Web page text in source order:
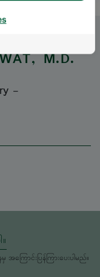
, M.D.
-
ြောင်းပြန်ကြားပေးပါမည်။